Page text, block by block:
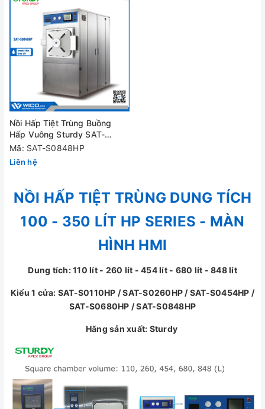
Nồi Hấp Tiệt Trùng Buồng
Hấp Vuông Sturdy SAT-
S0848HP | 1 cửa
Mã: SAT-S0848HP
Liên hệ
NỒI HẤP TIỆT TRÙNG DUNG TÍCH
100 - 350 LÍT HP SERIES - MÀN
HÌNH HMI
Dung tích: 110 lít - 260 lít - 454 lít - 680 lít - 848 lít
Kiểu 1 cửa: SAT-S0110HP / SAT-S0260HP / SAT-S0454HP /
SAT-S0680HP / SAT-S0848HP
Hãng sản xuất: Sturdy